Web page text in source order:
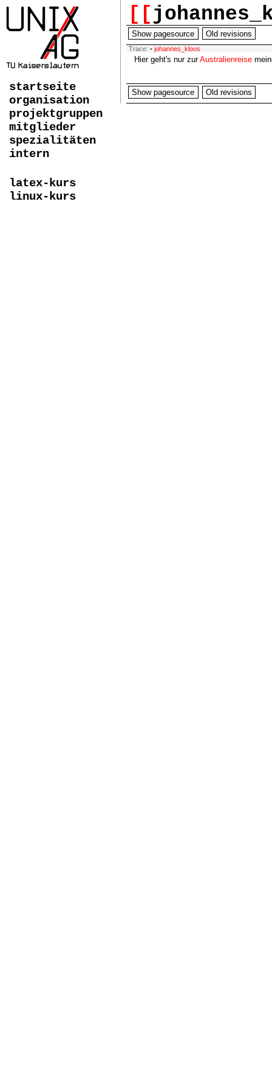
[[
Show pagesource Old revisions
Trace: • johannes_kloos
Hier geht's nur zurAustralienreise
startseite
organisation
projektgruppen
mitglieder
spezialitäten
intern
latex-kurs
linux-kurs
Show pagesource Old revisions